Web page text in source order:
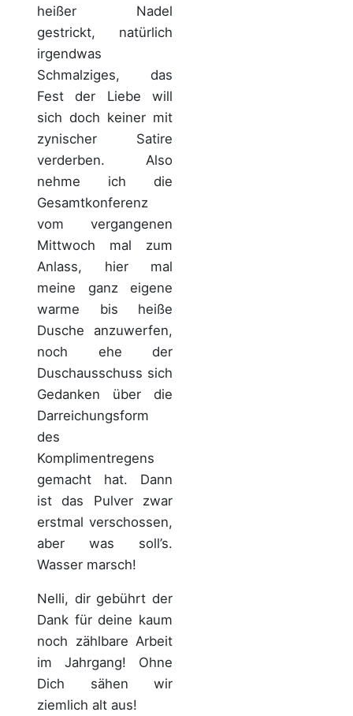
heißer Nadel
gestrickt, natürlich
irgendwas
Schmalziges, das
Fest der Liebe will
sich doch keiner mit
zynischer Satire
verderben. Also
nehme ich die
Gesamtkonferenz
vom vergangenen
Mittwoch mal zum
Anlass, hier mal
meine ganz eigene
warme bis heiße
Dusche anzuwerfen,
noch ehe der
Duschausschuss sich
Gedanken über die
Darreichungsform
des
Komplimentregens
gemacht hat. Dann
ist das Pulver zwar
erstmal verschossen,
aber was soll’s.
Wasser marsch!
Nelli, dir gebührt der
Dank für deine kaum
noch zählbare Arbeit
im Jahrgang! Ohne
Dich sähen wir
ziemlich alt aus!